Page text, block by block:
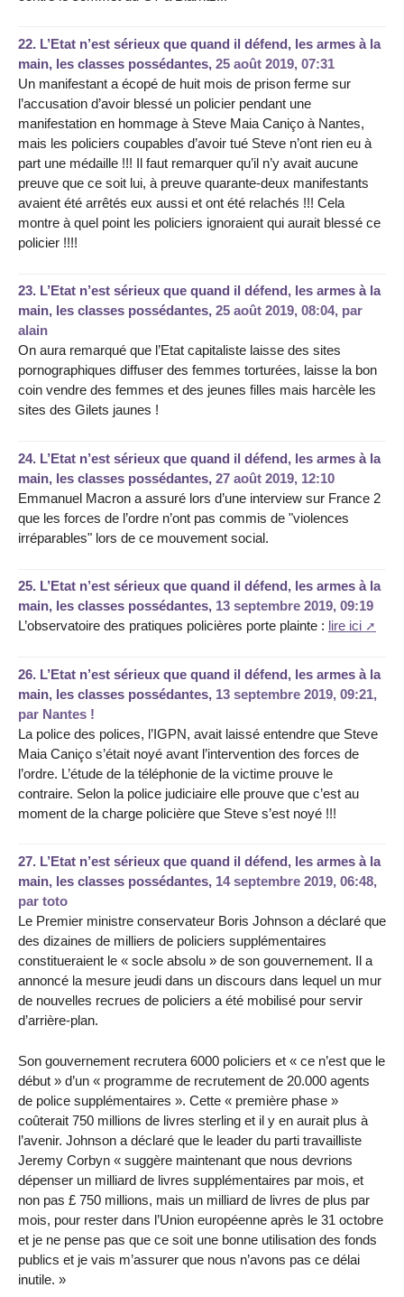
22. L’Etat n’est sérieux que quand il défend, les armes à la
main, les classes possédantes, 25 août 2019, 07:31
Un manifestant a écopé de huit mois de prison ferme sur
l’accusation d’avoir blessé un policier pendant une
manifestation en hommage à Steve Maia Caniço à Nantes,
mais les policiers coupables d’avoir tué Steve n’ont rien eu à
part une médaille !!! Il faut remarquer qu’il n’y avait aucune
preuve que ce soit lui, à preuve quarante-deux manifestants
avaient été arrêtés eux aussi et ont été relachés !!! Cela
montre à quel point les policiers ignoraient qui aurait blessé ce
policier !!!!
23. L’Etat n’est sérieux que quand il défend, les armes à la
main, les classes possédantes, 25 août 2019, 08:04, par
alain
On aura remarqué que l’Etat capitaliste laisse des sites
pornographiques diffuser des femmes torturées, laisse la bon
coin vendre des femmes et des jeunes filles mais harcèle les
sites des Gilets jaunes !
24. L’Etat n’est sérieux que quand il défend, les armes à la
main, les classes possédantes, 27 août 2019, 12:10
Emmanuel Macron a assuré lors d’une interview sur France 2
que les forces de l’ordre n’ont pas commis de "violences
irréparables" lors de ce mouvement social.
25. L’Etat n’est sérieux que quand il défend, les armes à la
main, les classes possédantes, 13 septembre 2019, 09:19
L’observatoire des pratiques policières porte plainte : lire ici
26. L’Etat n’est sérieux que quand il défend, les armes à la
main, les classes possédantes, 13 septembre 2019, 09:21,
par Nantes !
La police des polices, l’IGPN, avait laissé entendre que Steve
Maia Caniço s’était noyé avant l’intervention des forces de
l’ordre. L’étude de la téléphonie de la victime prouve le
contraire. Selon la police judiciaire elle prouve que c’est au
moment de la charge policière que Steve s’est noyé !!!
27. L’Etat n’est sérieux que quand il défend, les armes à la
main, les classes possédantes, 14 septembre 2019, 06:48,
par toto
Le Premier ministre conservateur Boris Johnson a déclaré que
des dizaines de milliers de policiers supplémentaires
constitueraient le « socle absolu » de son gouvernement. Il a
annoncé la mesure jeudi dans un discours dans lequel un mur
de nouvelles recrues de policiers a été mobilisé pour servir
d’arrière-plan.
Son gouvernement recrutera 6000 policiers et « ce n’est que le
début » d’un « programme de recrutement de 20.000 agents
de police supplémentaires ». Cette « première phase »
coûterait 750 millions de livres sterling et il y en aurait plus à
l’avenir. Johnson a déclaré que le leader du parti travailliste
Jeremy Corbyn « suggère maintenant que nous devrions
dépenser un milliard de livres supplémentaires par mois, et
non pas £ 750 millions, mais un milliard de livres de plus par
mois, pour rester dans l’Union européenne après le 31 octobre
et je ne pense pas que ce soit une bonne utilisation des fonds
publics et je vais m’assurer que nous n’avons pas ce délai
inutile. »